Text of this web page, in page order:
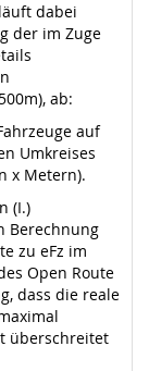
dabei
der im Zuge
ab:
auf
Umkreises
x Metern).
(I.)
Berechnung
zu eFz im
Open Route
dass die reale
überschreitet